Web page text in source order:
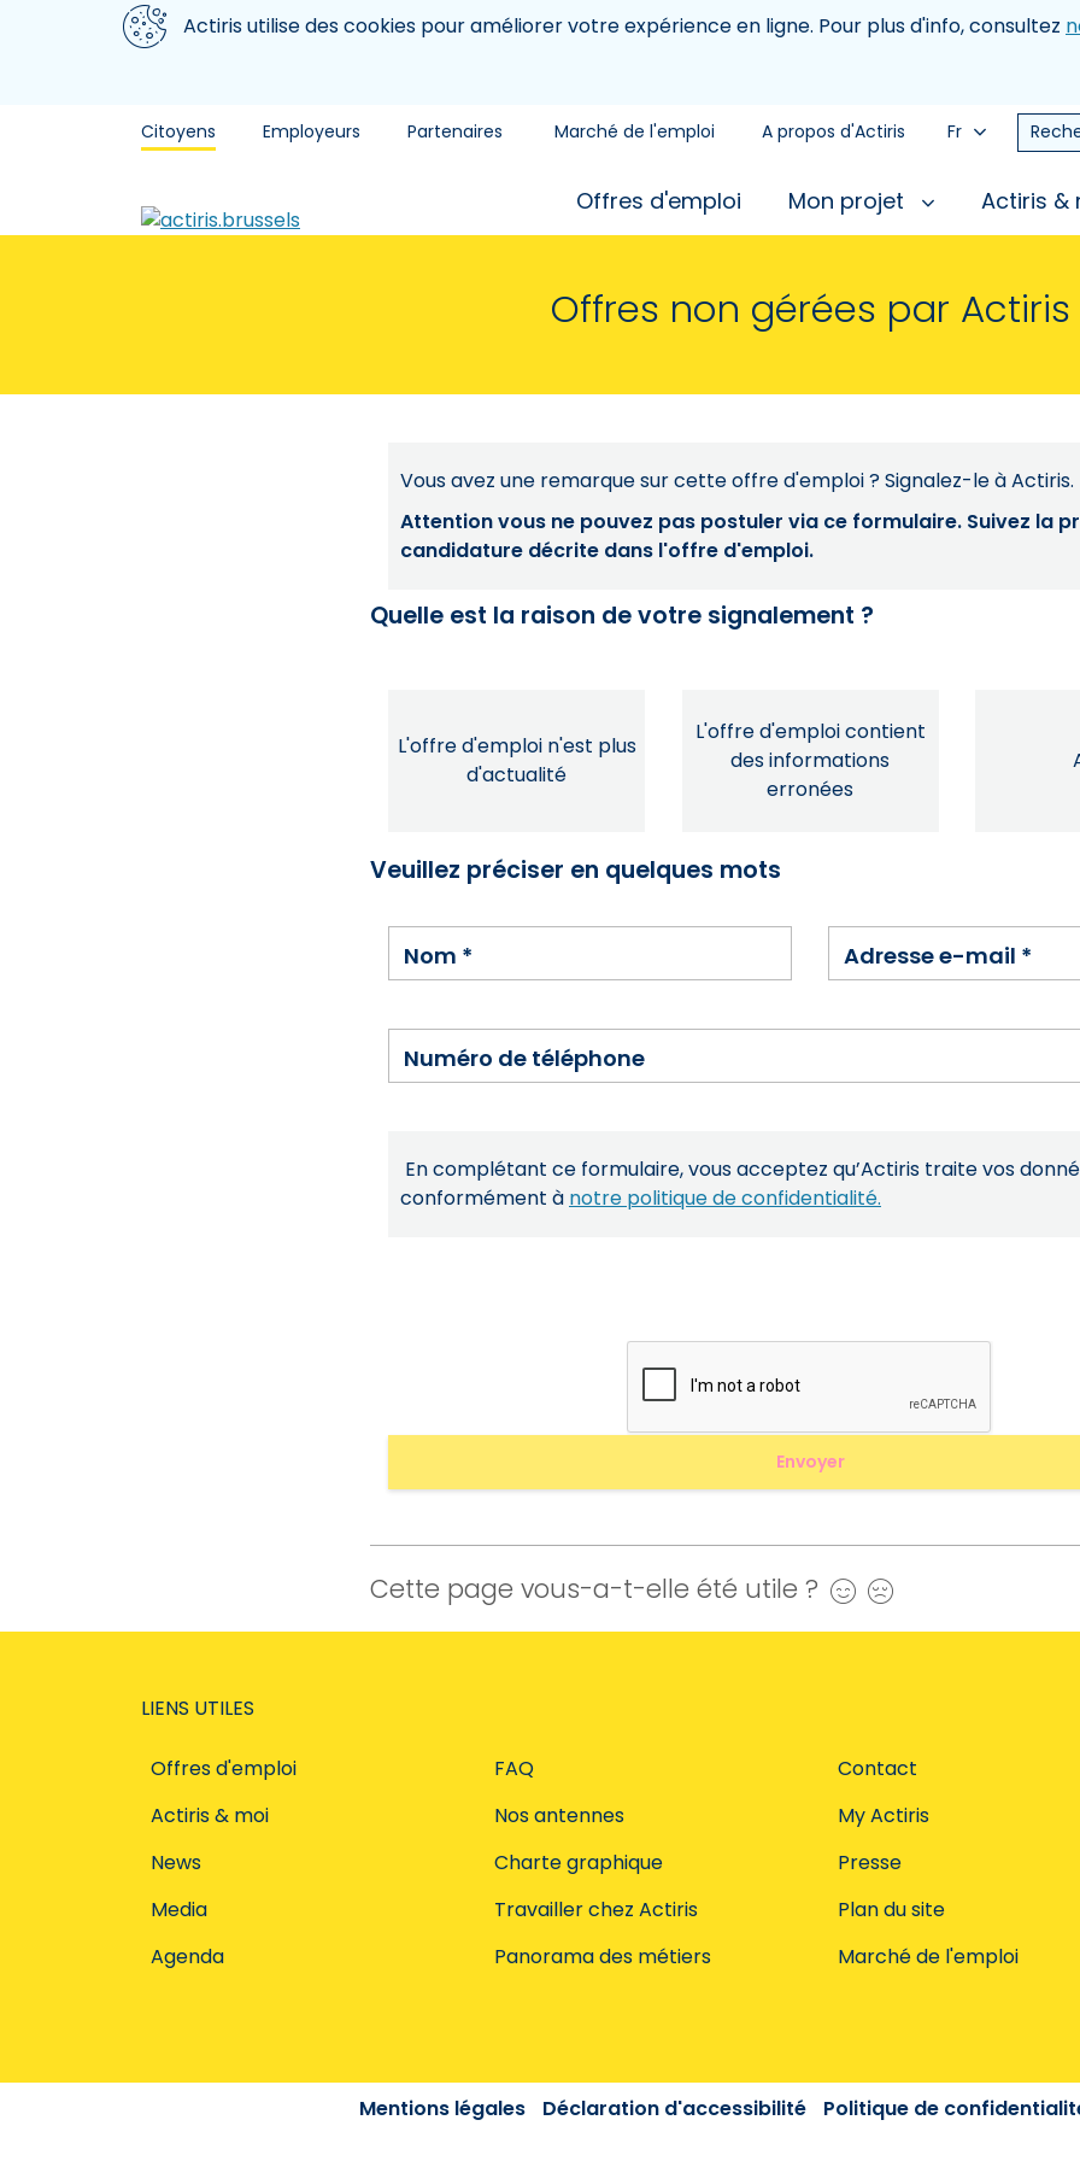
Aller au contenu principal
Nous utilisons des cookiesActiris utilise des cookies pour améliorer votre expérience en ligne. Pour plus d'info, consultez
Citoyens Employeurs Partenaires Marché de l'emploi A propos d'Actiris Fr
Offres d'emploi Mon projet Actiris
Offres non gérées par Actiris
Vous avez une remarque sur cette offre d'emploi ? Signalez-le à Actiris.
Attention vous ne pouvez pas postuler via ce formulaire. Suivez la
candidature décrite dans l'offre d'emploi.
Quelle est la raison de votre signalement ?
L'offre d'emploi n'est plus
d'actualité
L'offre d'emploi contient
des informations
erronées
Veuillez préciser en quelques mots
Nom * Adresse e-mail *
Numéro de téléphone
En complétant ce formulaire, vous acceptez qu’Actiris traite vos
conformément à notre politique de confidentialité.
Cette page vous-a-t-elle été utile ? Oui
LIENS UTILES
Offres d'emploi
Actiris & moi
News
Media
Agenda
FAQ
Nos antennes
Charte graphique
Travailler chez Actiris
Panorama des métiers
Contact
My Actiris
Presse
Plan du site
Marché de l'emploi
Mentions légales Déclaration d'accessibilité Politique de